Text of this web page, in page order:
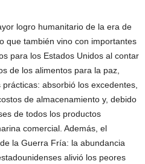
logro humanitario de la era de
que también vino con importantes
para los Estados Unidos al contar
de los alimentos para la paz,
absorbió los excedentes,
de almacenamiento y, debido
de todos los productos
comercial. Además, el
la Guerra Fría: la abundancia
alivió los peores